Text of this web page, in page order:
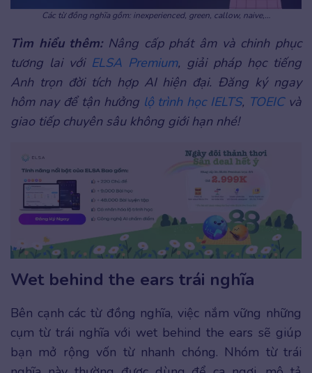
Các từ đồng nghĩa gồm: inexperienced, green, callow, naive,…
Tìm hiểu thêm:Nâng cấp phát âm và chinh phục
tương lai với ELSA Premium, giải pháp học tiếng
Anh trọn đời tích hợp AI hiện đại. Đăng ký ngay
hôm nay để tận hưởng lộ trình học IELTS, TOEICvà
giao tiếp chuyên sâu không giới hạn nhé!
Wet behind the ears trái nghĩa
Bên cạnh các từ đồng nghĩa, việc nắm vững những
cụm từ trái nghĩa với wet behind the ears sẽ giúp
bạn mở rộng vốn từ nhanh chóng. Nhóm từ trái